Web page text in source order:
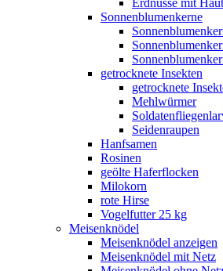
Erdnüsse mit Haut
Sonnenblumenkerne
getrocknete Insekten
getrocknete
Mehlwürmer
Seidenraupen
Hanfsamen
Rosinen
geölte Haferflocken
Milokorn
rote Hirse
Vogelfutter 25 kg
Meisenknödel
Meisenknödel anzeigen
Meisenknödel mit Netz